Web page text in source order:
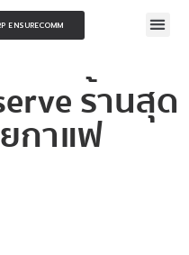
ENSURECOMM
ร้านสุด
กาแฟ